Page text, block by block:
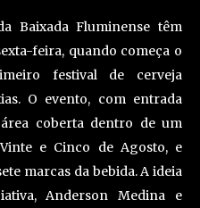
Baixada Fluminense têm
feira, quando começa o
festival de cerveja
O evento, com entrada
coberta dentro de um
e Cinco de Agosto, e
marcas da bebida. A ideia
Anderson Medina e